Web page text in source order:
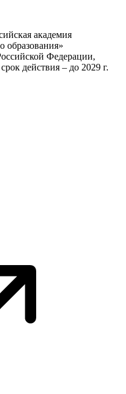
академия
образования»
Федерации,
действия – до 2029 г.